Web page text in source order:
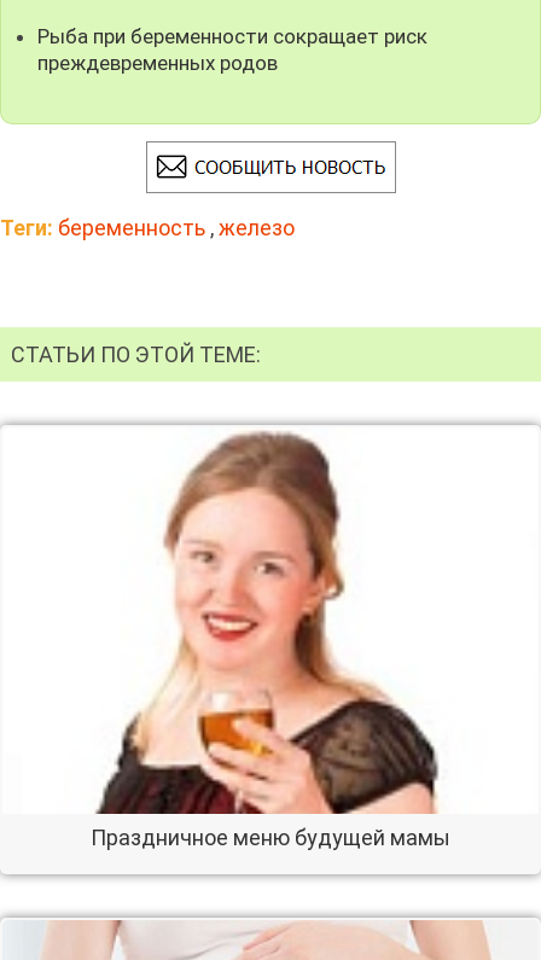
Рыба при беременности сокращает риск
преждевременных родов
Теги: беременность ,железо
СТАТЬИ ПО ЭТОЙ ТЕМЕ:
Праздничное меню будущей мамы